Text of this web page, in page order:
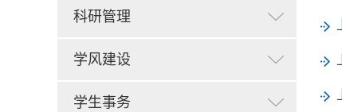
科研管理
学风建设
学生事务